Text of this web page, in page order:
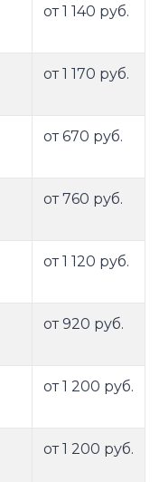
от 1 140 руб.
от 1 170 руб.
от 670 руб.
от 760 руб.
от 1 120 руб.
от 920 руб.
от 1 200 руб.
от 1 200 руб.